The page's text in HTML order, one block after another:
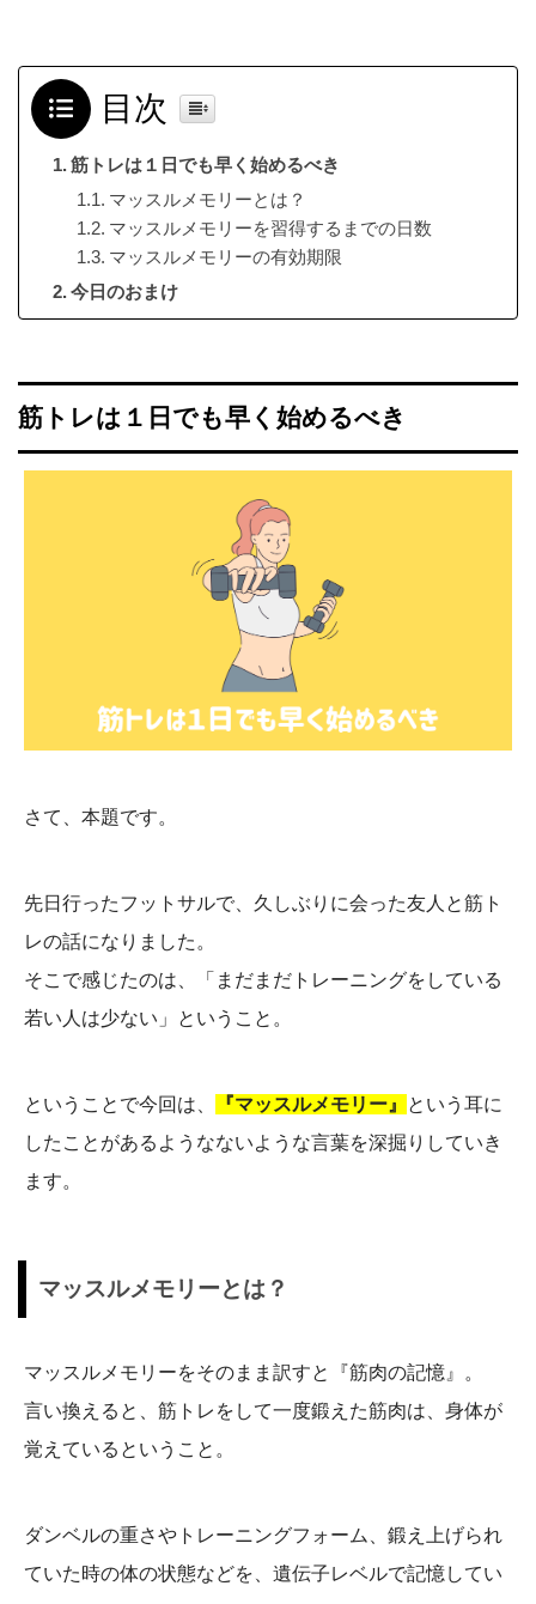
目次
筋トレは１日でも早く始めるべき
マッスルメモリーとは？
マッスルメモリーを習得するまでの日数
マッスルメモリーの有効期限
今日のおまけ
筋トレは１日でも早く始めるべき
さて、本題です。
先日行ったフットサルで、久しぶりに会った友人と筋ト
レの話になりました。
そこで感じたのは、「まだまだトレーニングをしている
若い人は少ない」ということ。
ということで今回は、 『マッスルメモリー』
という耳に
したことがあるようなないような言葉を深掘りしていき
ます。
マッスルメモリーとは？
マッスルメモリーをそのまま訳すと『筋肉の記憶』。
言い換えると、筋トレをして一度鍛えた筋肉は、身体が
覚えているということ。
ダンベルの重さやトレーニングフォーム、鍛え上げられ
ていた時の体の状態などを、遺伝子レベルで記憶してい